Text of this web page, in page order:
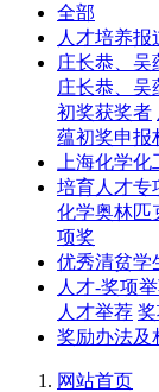
全部
人才培养报
庄长恭、吴
庄长恭、吴
初奖获奖者
蕴初奖申报
上海化学
培育人才专
化学奥林匹
项奖
优秀清贫学
人才-奖项
人才举荐
奖励办法及
网站首页